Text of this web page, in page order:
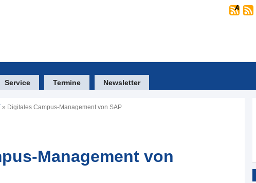
Service Termine Newsletter
» Digitales Campus-Management von SAP
Management von